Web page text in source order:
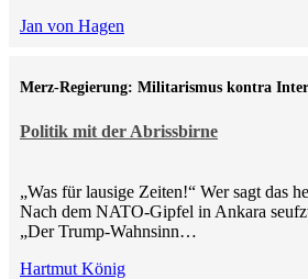
Jan von Hagen
Politik mit der Abrissbirne
Merz-Regierung: Militarismus kontra
„Was für lausige Zeiten!“ Wer sagt das
Nach dem NATO-Gipfel in Ankara
„Der Trump-Wahnsinn…
Hartmut König